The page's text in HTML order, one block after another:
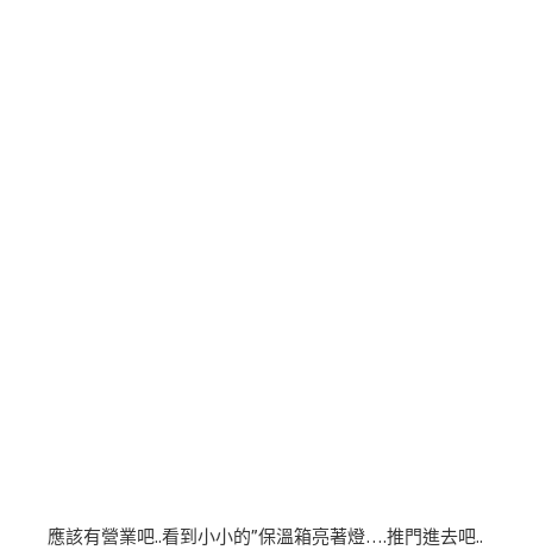
應該有營業吧..看到小小的”保溫箱亮著燈….推門進去吧..